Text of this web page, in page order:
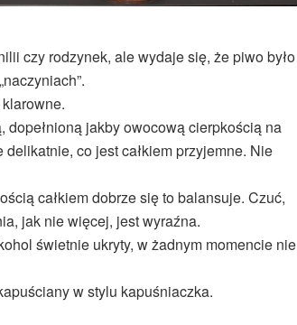
czy rodzynek, ale wydaje się, że piwo było
dopełnioną jakby owocową cierpkością na
co jest całkiem przyjemne. Nie
całkiem dobrze się to balansuje. Czuć,
jak nie więcej, jest wyraźna.
świetnie ukryty, w żadnym momencie nie
w stylu kapuśniaczka.